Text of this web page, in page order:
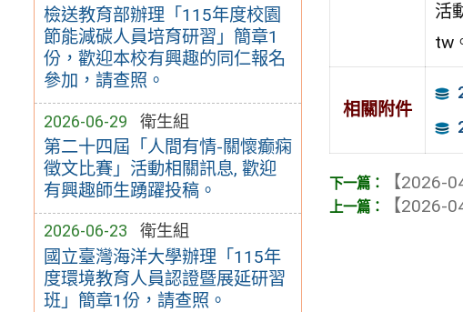
檢送教育部辦理「115年度校園
節能減碳人員培育研習」簡章1
份，歡迎本校有興趣的同仁報名
參加，請查照。
2026-06-29 衛生組
第二十四屆「人間有情-關懷癫痫
徵文比賽」活動相關訊息, 歡迎
有興趣師生踴躍投稿。
2026-06-23 衛生組
國立臺灣海洋大學辦理「115年
度環境教育人員認證暨展延研習
班」簡章1份，請查照。
活
tw
相關附件
【2026-
【2026-